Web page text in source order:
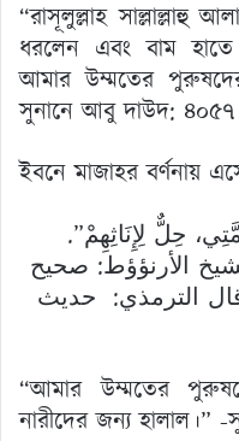
“রাসূলুল্লাহ সাল্লাল্লাহু
ধরলেন এবং বাম
আমার উম্মতের
সুনানে আবু দাউদ: ৪০৫৭
ইবনে মাজাহর বর্ণনায়
حِلٌّ لِإِنَاثِهِمْ”.
3595، قال الشيخ الأرنؤؤط: صحيح
سنن الترمذي: 1720، قال الترمذي: حديث
“আমার উম্মতের
নারীদের জন্য হালাল।”